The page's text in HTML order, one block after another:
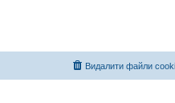
Видалити файли